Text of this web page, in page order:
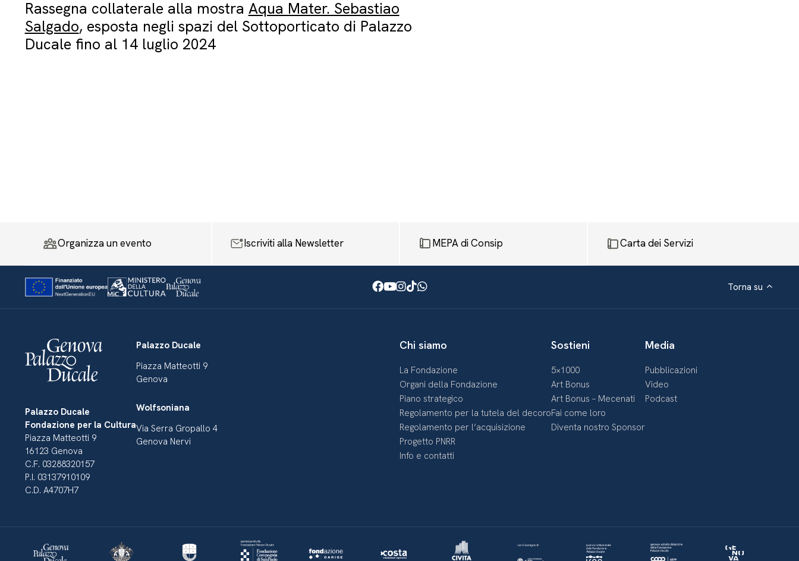
Rassegna collaterale alla mostra Aqua Mater. Sebastiao
Salgado, esposta negli spazi del Sottoporticato di Palazzo
Ducale fino al 14 luglio 2024
Organizza un evento Iscriviti alla Newsletter MEPA di Consip Carta dei Servizi
Facebook
Youtube
Instagram
TikTok
WhatsApp Torna su
Palazzo Ducale
Fondazione per la Cultura
Piazza Matteotti 9
16123 Genova
C.F. 03288320157
P.I. 03137910109
C.D. A4707H7
Palazzo Ducale
Piazza Matteotti 9
Genova
Wolfsoniana
Via Serra Gropallo 4
Genova Nervi
Chi siamo
La Fondazione
Organi della Fondazione
Piano strategico
Regolamento per la tutela del decoro
Regolamento per l’acquisizione
Progetto PNRR
Info e contatti
Sostieni
5×1000
Art Bonus
Art Bonus – Mecenati
Fai come loro
Diventa nostro Sponsor
Media
Pubblicazioni
Video
Podcast